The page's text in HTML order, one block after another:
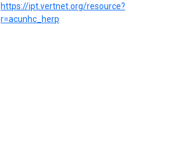
https://ipt.vertnet.org/resource?
r=acunhc_herp